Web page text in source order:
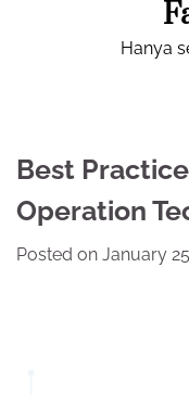
Hanya
Best
Operation
Posted on January